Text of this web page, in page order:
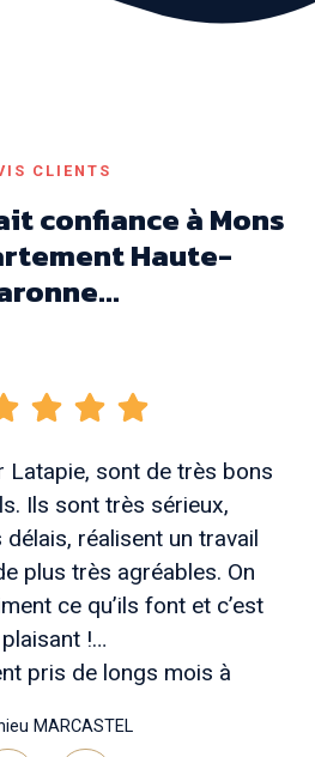
CLIENTS
confiance à Mons
Haute-
Latapie, sont de très bons
Ils sont très sérieux,
réalisent un travail
plus très agréables. On
ce qu’ils font et c’est
plaisant !
pris de longs mois à
travaux bien réfléchis en
MARCASTEL